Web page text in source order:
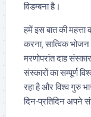
विडम्बना है।
हमें इस बात की
करना, सात्विक
मरणोपरांत दाह
संस्कारों का सम्पूर्ण
रहा है और विश्व गुरु
दिन-प्रतिदिन अपने